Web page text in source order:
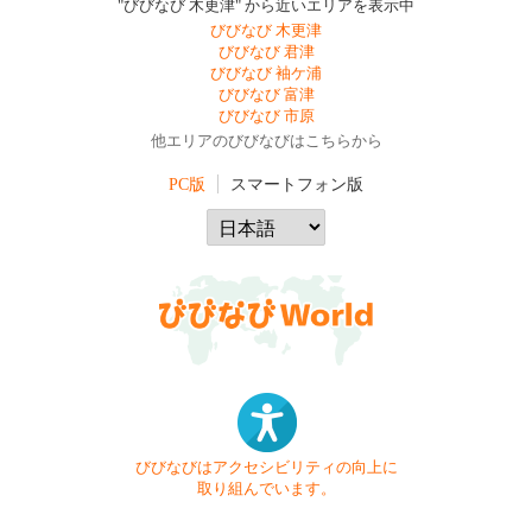
"びびなび 木更津" から近いエリアを表示中
びびなび 木更津
びびなび 君津
びびなび 袖ケ浦
びびなび 富津
びびなび 市原
他エリアのびびなびはこちらから
PC版 スマートフォン版
びびなびはアクセシビリティの向上に
取り組んでいます。